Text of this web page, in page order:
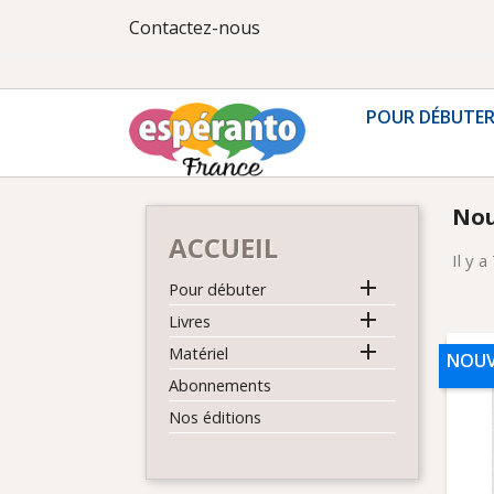
Contactez-nous
POUR DÉBUTER
ACCUEIL
Pour débuter 
Livres 
Matériel 
Abonnements
Nos éditions
Il y a